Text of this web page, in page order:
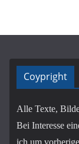
Coypright
Alle Texte,
Bei Interesse
ich um